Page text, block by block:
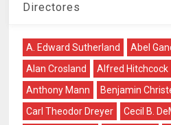
Directores
A. Edward Sutherland Abel
Alan Crosland
Alfred Hitchcock
Anthony Mann
Benjamin
Carl Theodor Dreyer
Cecil B.